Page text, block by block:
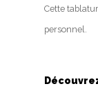
Cette
personnel.